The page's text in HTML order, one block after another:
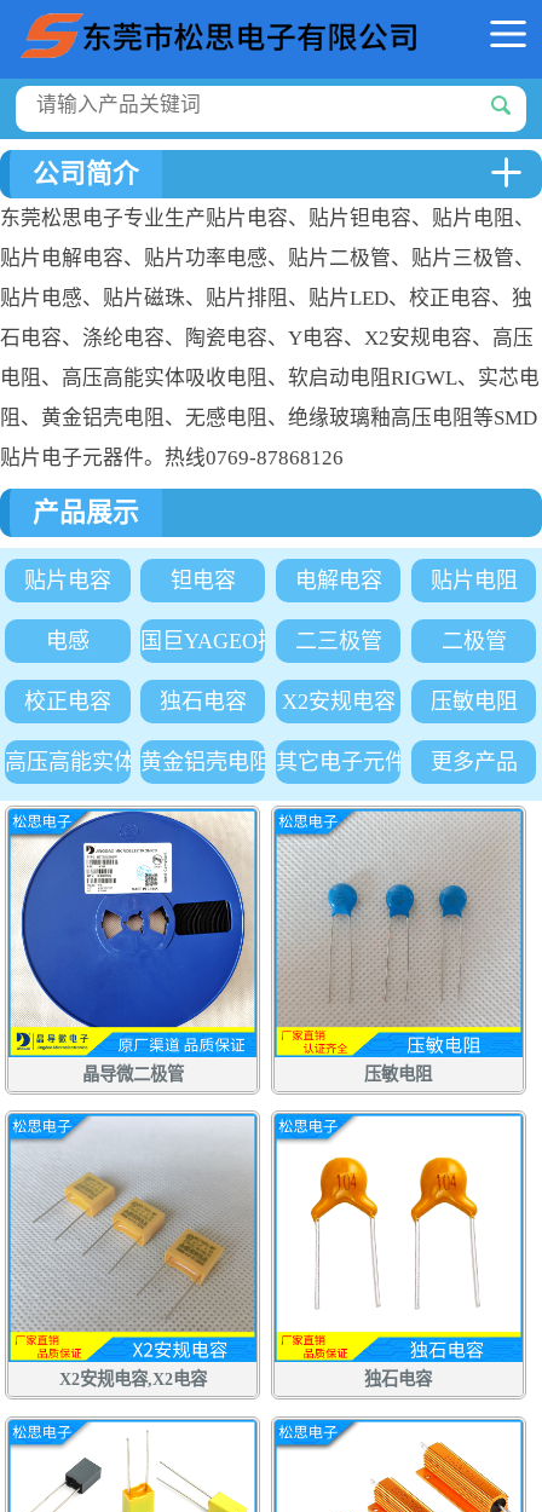
公司简介
东莞松思电子专业生产贴片电容、贴片钽电容、贴片电阻、
贴片电解电容、贴片功率电感、贴片二极管、贴片三极管、
贴片电感、贴片磁珠、贴片排阻、贴片LED、校正电容、独
石电容、涤纶电容、陶瓷电容、Y电容、X2安规电容、高压
电阻、高压高能实体吸收电阻、软启动电阻RIGWL、实芯电
阻、黄金铝壳电阻、无感电阻、绝缘玻璃釉高压电阻等SMD
贴片电子元器件。热线0769-87868126
产品展示
贴片电容 钽电容 电解电容 贴片电阻
电感 国巨YAGEO插件电阻
二三极管 二极管
校正电容 独石电容 X2安规电容 压敏电阻
高压高能实体吸收电阻
黄金铝壳电阻 其它电子元件 更多产品
晶导微二极管 压敏电阻
X2安规电容,X2电容 独石电容